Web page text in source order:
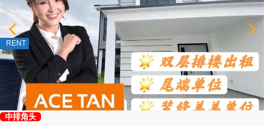
RENT
中排角头